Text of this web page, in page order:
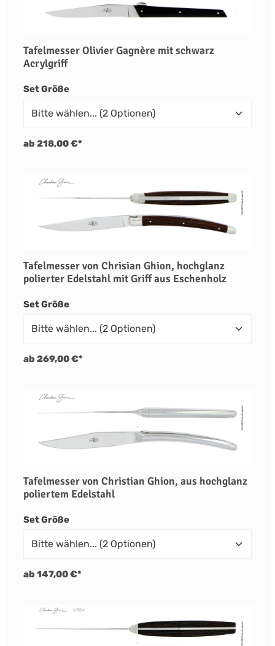
Tafelmesser Olivier Gagnère mit schwarz
Acrylgriff
Set Größeauswählen
ab 218,00 €*
Tafelmesser von Chrisian Ghion, hochglanz
polierter Edelstahl mit Griff aus Eschenholz
Set Größeauswählen
ab 269,00 €*
Tafelmesser von Christian Ghion, aus hochglanz
poliertem Edelstahl
Set Größeauswählen
ab 147,00 €*